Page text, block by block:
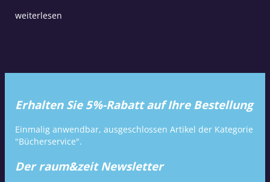
weiterlesen
Erhalten Sie 5%-Rabatt auf Ihre Bestellung
Einmalig anwendbar, ausgeschlossen Artikel der Kategorie
"Bücherservice".
Der raum&zeit Newsletter